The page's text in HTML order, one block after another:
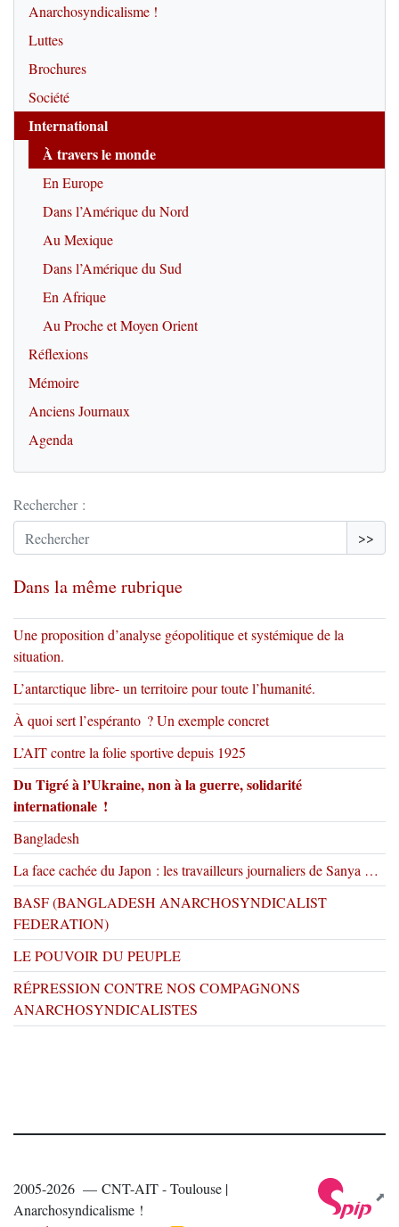
Anarchosyndicalisme !
Luttes
Brochures
Société
International
À travers le monde
En Europe
Dans l’Amérique du Nord
Au Mexique
Dans l’Amérique du Sud
En Afrique
Au Proche et Moyen Orient
Réflexions
Mémoire
Anciens Journaux
Agenda
Rechercher :
>>
Dans la même rubrique
Une proposition d’analyse géopolitique et systémique de la
situation.
L’antarctique libre- un territoire pour toute l’humanité.
À quoi sert l’espéranto ? Un exemple concret
L’AIT contre la folie sportive depuis 1925
Du Tigré à l’Ukraine, non à la guerre, solidarité
internationale !
Bangladesh
La face cachée du Japon : les travailleurs journaliers de Sanya …
BASF (BANGLADESH ANARCHOSYNDICALIST
FEDERATION)
LE POUVOIR DU PEUPLE
RÉPRESSION CONTRE NOS COMPAGNONS
ANARCHOSYNDICALISTES
2005-2026 — CNT-AIT - Toulouse |
Anarchosyndicalisme !